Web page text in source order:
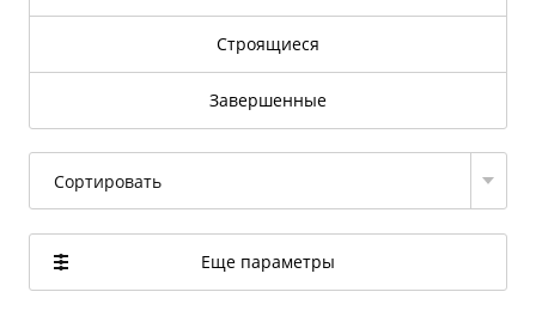
Строящиеся
Завершенные
Сортировать
Еще параметры